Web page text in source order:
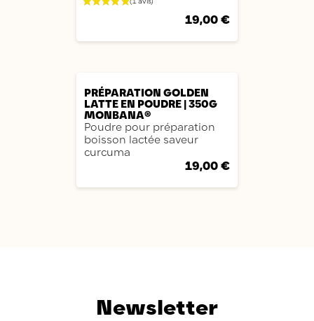
19,00 €
PRÉPARATION GOLDEN
LATTE EN POUDRE | 350G
MONBANA®
Poudre pour préparation
boisson lactée saveur
curcuma
19,00 €
Newsletter